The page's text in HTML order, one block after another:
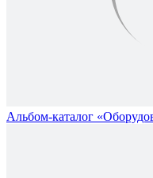
Альбом-каталог